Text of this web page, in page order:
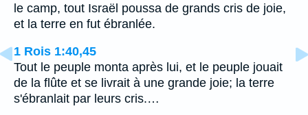
le camp, tout Israël poussa de grands cris de joie,
et la terre en fut ébranlée.
1 Rois 1:40,45
Tout le peuple monta après lui, et le peuple jouait
de la flûte et se livrait à une grande joie; la terre
s'ébranlait par leurs cris.…